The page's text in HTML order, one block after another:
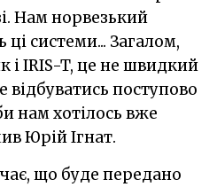
Нам норвезький
системи... Загалом,
і IRIS-T, це не швидкий
відбуватись поступово
нам хотілось вже
Юрій Ігнат.
що буде передано